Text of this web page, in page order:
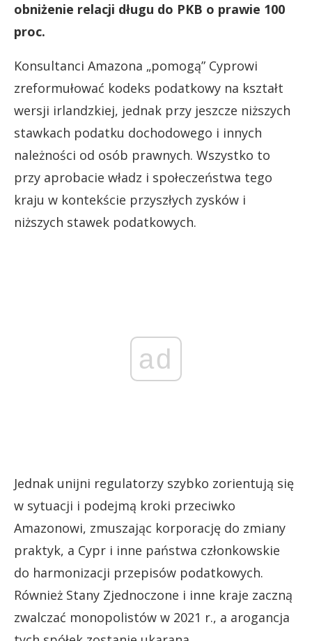
obniżenie relacji długu do PKB o prawie 100
proc.
Konsultanci Amazona „pomogą” Cyprowi
zreformułować kodeks podatkowy na kształt
wersji irlandzkiej, jednak przy jeszcze niższych
stawkach podatku dochodowego i innych
należności od osób prawnych. Wszystko to
przy aprobacie władz i społeczeństwa tego
kraju w kontekście przyszłych zysków i
niższych stawek podatkowych.
ad
Jednak unijni regulatorzy szybko zorientują się
w sytuacji i podejmą kroki przeciwko
Amazonowi, zmuszając korporację do zmiany
praktyk, a Cypr i inne państwa członkowskie
do harmonizacji przepisów podatkowych.
Również Stany Zjednoczone i inne kraje zaczną
zwalczać monopolistów w 2021 r., a arogancja